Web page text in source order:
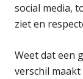
social media,
ziet en
Weet dat een
verschil